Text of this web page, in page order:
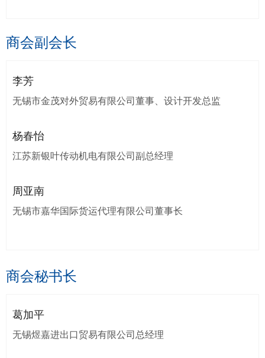
李芳
无锡市金茂对外贸易有限公司董事、设计开发总监
杨春怡
江苏新银叶传动机电有限公司副总经理
周亚南
无锡市嘉华国际货运代理有限公司董事长
商会副会长
葛加平
无锡煜嘉进出口贸易有限公司总经理
商会秘书长